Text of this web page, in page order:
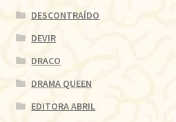
DESCONTRAÍDO
DEVIR
DRACO
DRAMA QUEEN
EDITORA ABRIL